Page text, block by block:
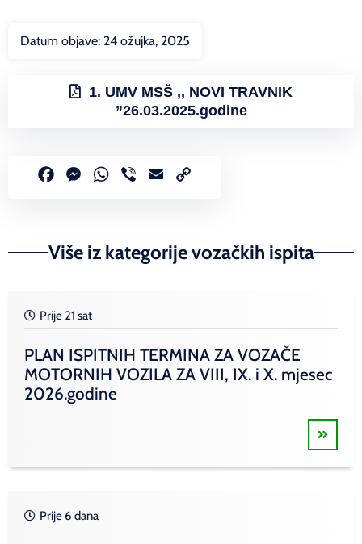
Datum objave: 24 ožujka, 2025
1. UMV MSŠ ,, NOVI TRAVNIK
”26.03.2025.godine
FacebookMessenger
WhatsApp
Viber Email
Više iz kategorije vozačkih ispita
Prije 21 sat
PLAN ISPITNIH TERMINA ZA VOZAČE
MOTORNIH VOZILA ZA VIII, IX. i X. mjesec
2026.godine
Prije 6 dana